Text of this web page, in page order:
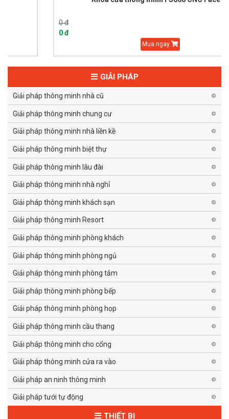
GIẢI PHÁP
Giải pháp thông minh nhà cũ
Giải pháp thông minh chung cư
Giải pháp thông minh nhà liền kề
Giải pháp thông minh biệt thự
Giải pháp thông minh lâu đài
Giải pháp thông minh nhà nghỉ
Giải pháp thông minh khách sạn
Giải pháp thông minh Resort
Giải pháp thông minh phòng khách
Giải pháp thông minh phòng ngủ
Giải pháp thông minh phòng tắm
Giải pháp thông minh phòng bếp
Giải pháp thông minh phòng họp
Giải pháp thông minh cầu thang
Giải pháp thông minh cho cổng
Giải pháp thông minh cửa ra vào
Giải pháp an ninh thông minh
Giải pháp tưới tự động
THIẾT BỊ